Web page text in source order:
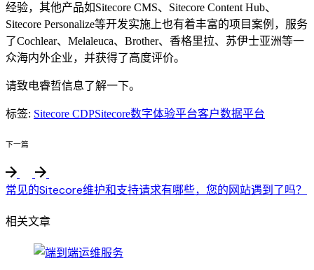
经验，其他产品如Sitecore CMS、Sitecore Content Hub、
Sitecore Personalize等开发实施上也有着丰富的项目案例，服务
了Cochlear、Melaleuca、Brother、香格里拉、苏伊士亚洲等一
众海内外企业，并获得了高度评价。
请致电睿哲信息了解一下。
标签: Sitecore CDPSitecore数字体验平台客户数据平台
下一篇
常见的Sitecore维护和支持请求有哪些，您的网站遇到了吗？
相关文章